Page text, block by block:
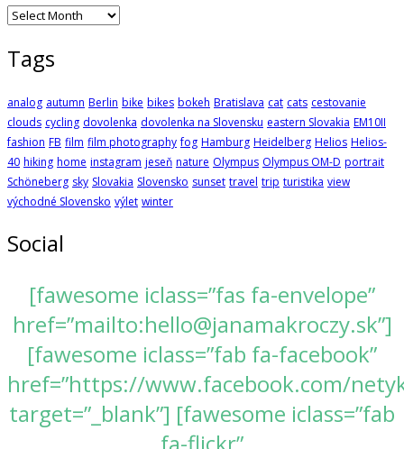
Archives
Tags
analog autumn Berlin bike bikes bokeh Bratislava cat cats cestovanie
clouds cycling dovolenka dovolenka na Slovensku eastern Slovakia EM10II
fashion FB film film photography fog Hamburg Heidelberg Helios Helios-
40 hiking home instagram jeseň nature Olympus Olympus OM-D portrait
Schöneberg sky Slovakia Slovensko sunset travel trip turistika view
východné Slovensko výlet winter
Social
[fawesome iclass=”fas fa-envelope”
href=”mailto:hello@janamakroczy.sk”]
[fawesome iclass=”fab fa-facebook”
href=”https://www.facebook.com/
target=”_blank”] [fawesome iclass=”fab
fa-flickr”